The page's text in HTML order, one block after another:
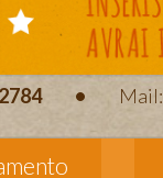
• Mail: